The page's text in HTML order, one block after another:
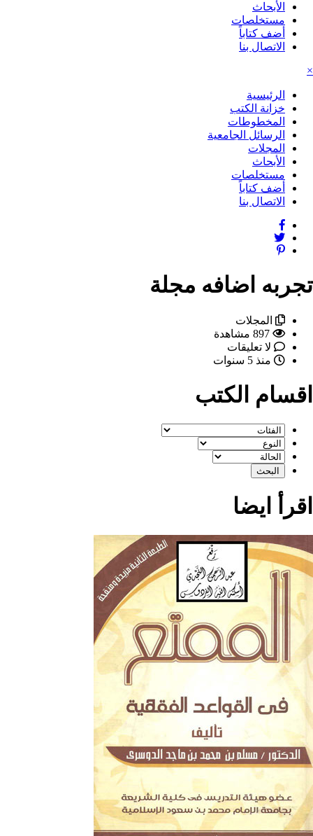
الأبحاث
مستخلصات
أضف كتاباً
الاتصال بنا
الرئيسية
خزانة الكتب
المخطوطات
الرسائل الجامعية
المجلات
الأبحاث
مستخلصات
أضف كتاباً
الاتصال بنا
اضافه مجلة
المجلات
لا تعليقات
منذ 5 سنوات
الكتب
ايضا